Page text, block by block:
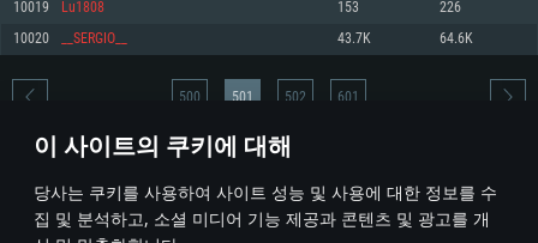
이 사이트의 쿠키에 대해
당사는 쿠키를 사용하여 사이트 성능 및 사용에 대한 정보를 수
집 및 분석하고, 소셜 미디어 기능 제공과 콘텐츠 및 광고를 개
570 혹은 그 이상
여유 저장 공간: 62.2 GB (전체 클라이언트)
네트워크: 브로드밴드 인터넷
여유 저장 공간: 62.2 GB (전체 클라이언트)
메모리: 16 GB
그래픽 카드: Vulkan 을 지원하고, 최신 그래픽 드라이버를 지원하는 NVIDIA
1060 (6개월 미만) 혹은 그와 동급의 성능을 가지며 최신 그래픽 드라이버를
지원하는 AMD RX 570 (6개월 미만; 최소사양 지원 해상도 720p) 이상
여유 저장 공간: 62.2 GB (전체 클라이언트)
10019 Lu1808 153 226
10020 __SЕRGIO__ 43.7K 64.6K
* 순위표는 매일 1회 갱신됩니다
500 501 502 601